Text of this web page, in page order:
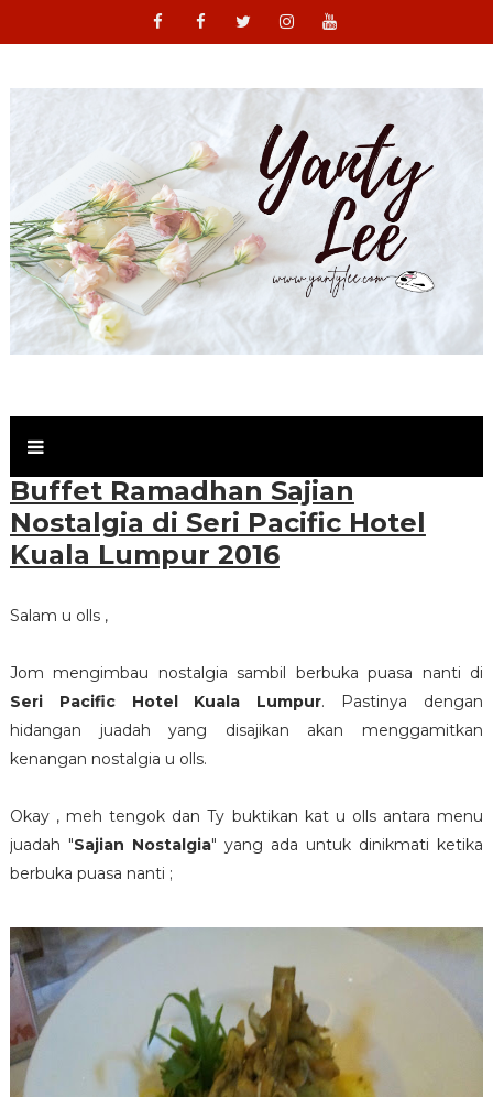
Buffet Ramadhan Sajian
Nostalgia di Seri Pacific Hotel
Kuala Lumpur 2016
Salam u olls ,
Jom mengimbau nostalgia sambil berbuka puasa nanti di
Seri Pacific Hotel Kuala Lumpur. Pastinya dengan
hidangan juadah yang disajikan akan menggamitkan
kenangan nostalgia u olls.
Okay , meh tengok dan Ty buktikan kat u olls antara menu
juadah "Sajian Nostalgia" yang ada untuk dinikmati ketika
berbuka puasa nanti ;